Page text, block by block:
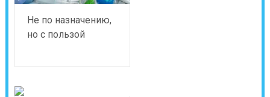
Не по назначению,
но с пользой